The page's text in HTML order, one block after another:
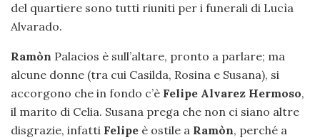
del quartiere sono tutti riuniti per i funerali di Lucìa
Alvarado.
Ramòn Palacios è sull’altare, pronto a parlare; ma
alcune donne (tra cui Casilda, Rosina e Susana), si
accorgono che in fondo c’è Felipe Alvarez Hermoso,
il marito di Celia. Susana prega che non ci siano altre
disgrazie, infatti Felipe è ostile a Ramòn, perché a